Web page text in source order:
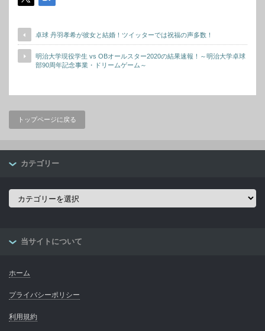
卓球 丹羽孝希が彼女と結婚！ツイッターでは祝福の声多数！
明治大学現役学生 vs OBオールスター2020の結果速報！～明治大学卓球
部90周年記念事業・ドリームゲーム～
トップページに戻る
カテゴリー
カ
当サイトについて
ホーム
プライバシーポリシー
利用規約